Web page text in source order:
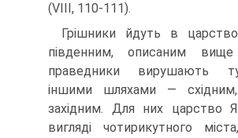
(VIII, 110-111).
Грішники йдуть в
південним, описаним
праведники вирушають
іншими шляхами — східним,
західним. Для них царство
вигляді чотирикутного